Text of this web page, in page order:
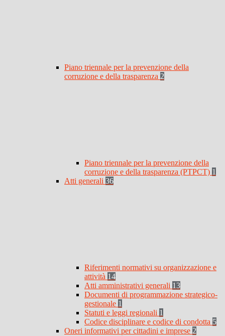
Piano triennale per la prevenzione della
corruzione e della trasparenza 2
Piano triennale per la prevenzione della
corruzione e della trasparenza (PTPCT) 1
Atti generali 36
Riferimenti normativi su organizzazione e
attività 14
Atti amministrativi generali 13
Documenti di programmazione strategico-
gestionale 1
Statuti e leggi regionali 1
Codice disciplinare e codice di condotta 5
Oneri informativi per cittadini e imprese 2